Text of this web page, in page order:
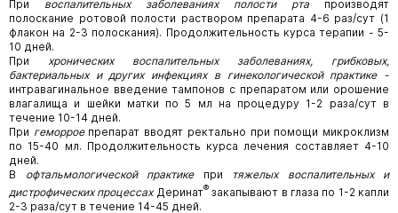
При воспалительных заболеваниях полости рта производят
полоскание ротовой полости раствором препарата 4-6 раз/сут (1
флакон на 2-3 полоскания). Продолжительность курса терапии - 5-
10 дней.
При хронических воспалительных заболеваниях, грибковых,
бактериальных и других инфекциях в гинекологической практике -
интравагинальное введение тампонов с препаратом или орошение
влагалища и шейки матки по 5 мл на процедуру 1-2 раза/сут в
течение 10-14 дней.
При геморроепрепарат вводят ректально при помощи микроклизм
по 15-40 мл. Продолжительность курса лечения составляет 4-10
дней.
В офтальмологической практикепри
тяжелых воспалительных и
дистрофических процессахДеринат®закапывают в глаза по 1-2 капли
2-3 раза/сут в течение 14-45 дней.